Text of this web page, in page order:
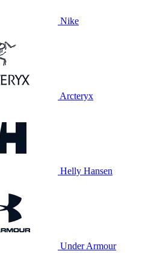
Nike
Arcteryx
Helly Hansen
Under Armour